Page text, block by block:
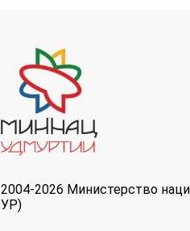
2004-2026 Министерство
УР)